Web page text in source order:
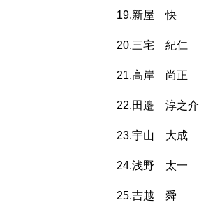
19.新屋 快
20.三宅 紀仁
21.高岸 尚正
22.田邉 淳之介
23.宇山 大成
24.浅野 太一
25.吉越 舜